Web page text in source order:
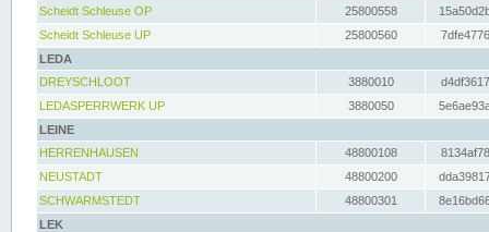
Scheidt Schleuse OP
25800558
Scheidt Schleuse UP
25800560
LEDA
DREYSCHLOOT
3880010
LEDASPERRWERK UP
3880050
LEINE
HERRENHAUSEN
48800108
NEUSTADT
48800200
SCHWARMSTEDT
48800301
LEK